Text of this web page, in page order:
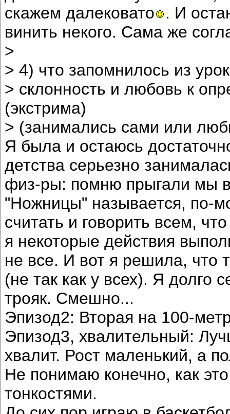
скажем далековато
. И
винить некого. Сама же
>
> 4) что запомнилось из
> склонность и любовь к
(экстрима)
> (занимались сами или
Я была и остаюсь
детства серьезно
физ-ры: помню прыгали мы в
"Ножницы" называется, по-
считать и говорить всем,
я некоторые действия
не все. И вот я решила, что
(не так как у всех). Я долго
трояк. Смешно...
Эпизод2: Вторая на 100-
Эпизод3, хвалительный:
хвалит. Рост маленький, а
Не понимаю конечно, как
тонкостями.